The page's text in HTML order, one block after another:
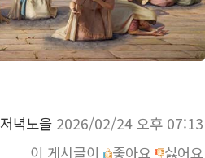
저녁노을 2026/02/24 오후 07:13
이 게시글이
좋아요 싫어요